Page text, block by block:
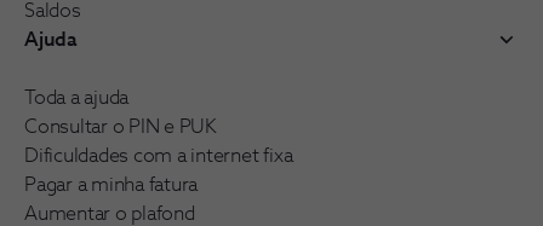
Saldos
Ajuda
Toda a ajuda
Consultar o PIN e PUK
Dificuldades com a internet fixa
Pagar a minha fatura
Aumentar o plafond